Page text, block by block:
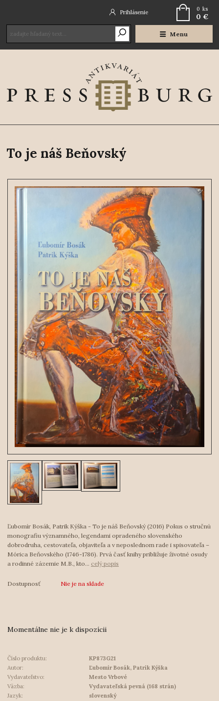
Menu
Prihlásenie 0 ks
0 €
To je náš Beňovský
Ľubomír Bosák, Patrik Kýška - To je náš Beňovský (2016) Pokus o stručnú
monografiu významného, legendami opradeného slovenského
dobrodruha, cestovateľa, objaviteľa a v neposlednom rade i spisovateľa –
Mórica Beňovského (1746-1786). Prvá časť knihy približuje životné osudy
a rodinné zázemie M.B., kto... celý popis
Dostupnosť Nie je na sklade
Momentálne nie je k dispozícii
Číslo produktu:
KP873G21
Autor:
Ľubomír Bosák, Patrik Kýška
Vydavateľstvo:
Mesto Vrbové
Väzba:
Vydavateľská pevná (168 strán)
Jazyk:
slovenský